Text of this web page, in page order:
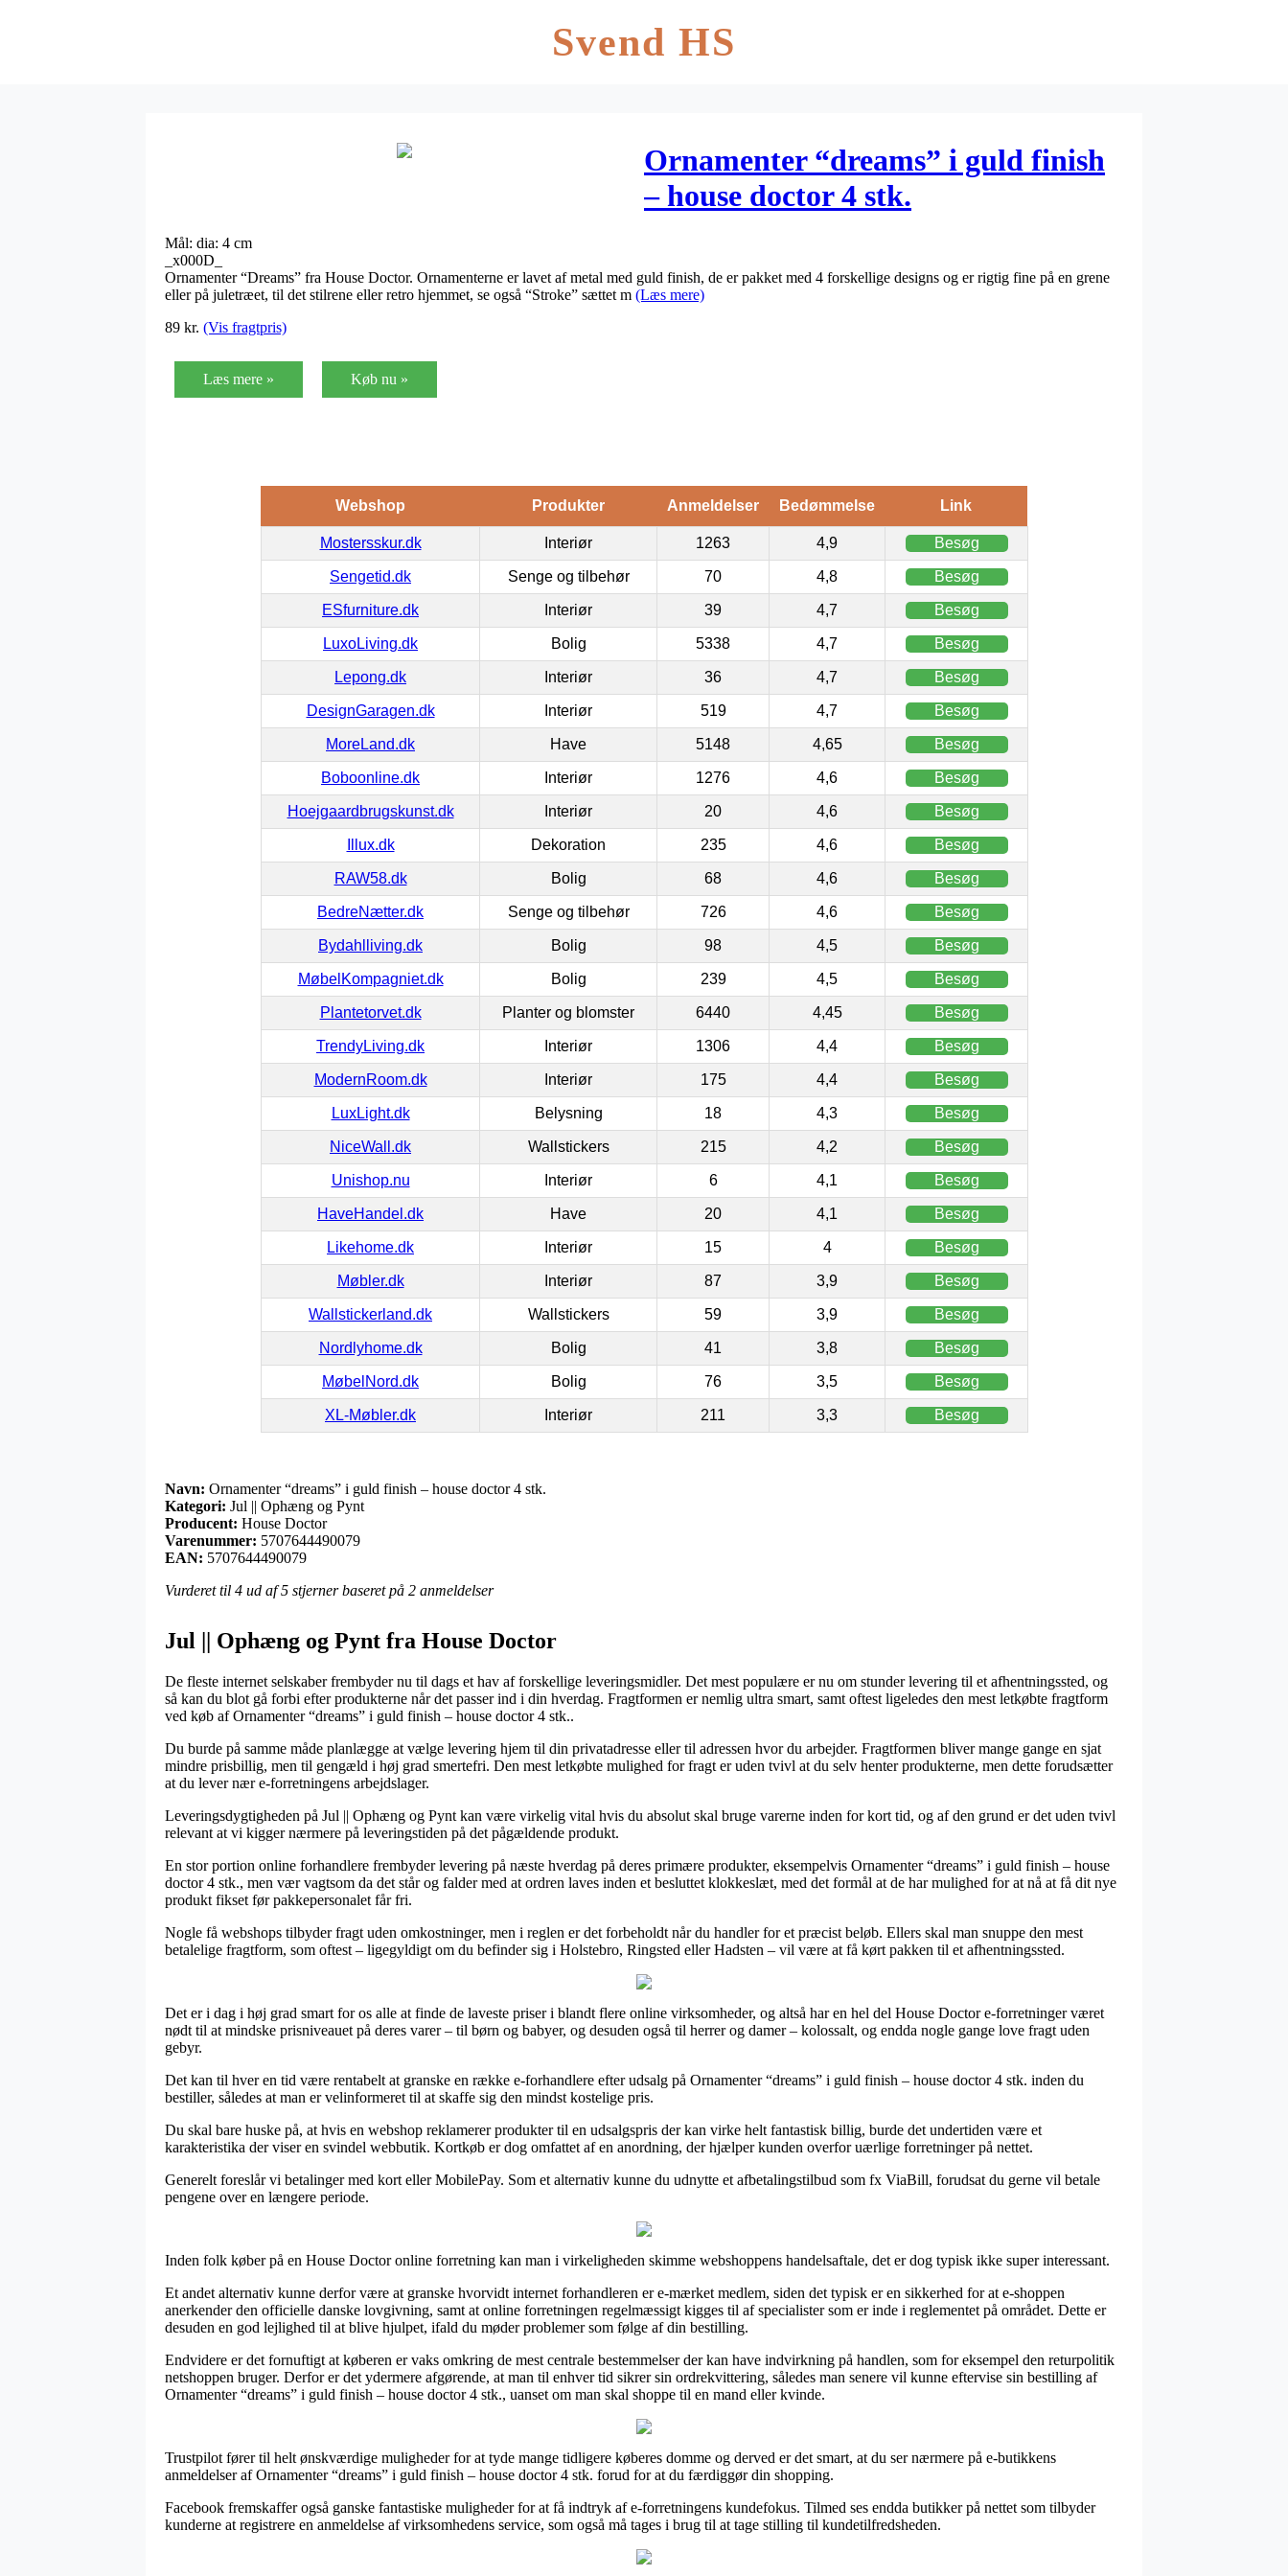
Svend HS
Ornamenter “dreams” i guld finish
– house doctor 4 stk.
Mål: dia: 4 cm
_x000D_
Ornamenter “Dreams” fra House Doctor. Ornamenterne er lavet af metal med guld finish, de er pakket med 4 forskellige designs og er rigtig fine på en grene
eller på juletræet, til det stilrene eller retro hjemmet, se også “Stroke” sættet m (Læs mere)
89 kr. (Vis fragtpris)
Læs mere » Køb nu »
Webshop Produkter Anmeldelser Bedømmelse Link
Mostersskur.dk Interiør 1263 4,9 Besøg
Sengetid.dk Senge og tilbehør 70 4,8 Besøg
ESfurniture.dk Interiør 39 4,7 Besøg
LuxoLiving.dk Bolig 5338 4,7 Besøg
Lepong.dk Interiør 36 4,7 Besøg
DesignGaragen.dk Interiør 519 4,7 Besøg
MoreLand.dk Have 5148 4,65 Besøg
Boboonline.dk Interiør 1276 4,6 Besøg
Hoejgaardbrugskunst.dk Interiør 20 4,6 Besøg
Illux.dk Dekoration 235 4,6 Besøg
RAW58.dk Bolig 68 4,6 Besøg
BedreNætter.dk Senge og tilbehør 726 4,6 Besøg
Bydahlliving.dk Bolig 98 4,5 Besøg
MøbelKompagniet.dk Bolig 239 4,5 Besøg
Plantetorvet.dk Planter og blomster 6440 4,45 Besøg
TrendyLiving.dk Interiør 1306 4,4 Besøg
ModernRoom.dk Interiør 175 4,4 Besøg
LuxLight.dk Belysning 18 4,3 Besøg
NiceWall.dk Wallstickers 215 4,2 Besøg
Unishop.nu Interiør 6 4,1 Besøg
HaveHandel.dk Have 20 4,1 Besøg
Likehome.dk Interiør 15 4 Besøg
Møbler.dk Interiør 87 3,9 Besøg
Wallstickerland.dk Wallstickers 59 3,9 Besøg
Nordlyhome.dk Bolig 41 3,8 Besøg
MøbelNord.dk Bolig 76 3,5 Besøg
XL-Møbler.dk Interiør 211 3,3 Besøg
Navn: Ornamenter “dreams” i guld finish – house doctor 4 stk.
Kategori: Jul || Ophæng og Pynt
Producent: House Doctor
Varenummer: 5707644490079
EAN: 5707644490079
Vurderet til 4 ud af 5 stjerner baseret på 2 anmeldelser
Jul || Ophæng og Pynt fra House Doctor
De fleste internet selskaber frembyder nu til dags et hav af forskellige leveringsmidler. Det mest populære er nu om stunder levering til et afhentningssted, og
så kan du blot gå forbi efter produkterne når det passer ind i din hverdag. Fragtformen er nemlig ultra smart, samt oftest ligeledes den mest letkøbte fragtform
ved køb af Ornamenter “dreams” i guld finish – house doctor 4 stk..
Du burde på samme måde planlægge at vælge levering hjem til din privatadresse eller til adressen hvor du arbejder. Fragtformen bliver mange gange en sjat
mindre prisbillig, men til gengæld i høj grad smertefri. Den mest letkøbte mulighed for fragt er uden tvivl at du selv henter produkterne, men dette forudsætter
at du lever nær e-forretningens arbejdslager.
Leveringsdygtigheden på Jul || Ophæng og Pynt kan være virkelig vital hvis du absolut skal bruge varerne inden for kort tid, og af den grund er det uden tvivl
relevant at vi kigger nærmere på leveringstiden på det pågældende produkt.
En stor portion online forhandlere frembyder levering på næste hverdag på deres primære produkter, eksempelvis Ornamenter “dreams” i guld finish – house
doctor 4 stk., men vær vagtsom da det står og falder med at ordren laves inden et besluttet klokkeslæt, med det formål at de har mulighed for at nå at få dit nye
produkt fikset før pakkepersonalet får fri.
Nogle få webshops tilbyder fragt uden omkostninger, men i reglen er det forbeholdt når du handler for et præcist beløb. Ellers skal man snuppe den mest
betalelige fragtform, som oftest – ligegyldigt om du befinder sig i Holstebro, Ringsted eller Hadsten – vil være at få kørt pakken til et afhentningssted.
Det er i dag i høj grad smart for os alle at finde de laveste priser i blandt flere online virksomheder, og altså har en hel del House Doctor e-forretninger været
nødt til at mindske prisniveauet på deres varer – til børn og babyer, og desuden også til herrer og damer – kolossalt, og endda nogle gange love fragt uden
gebyr.
Det kan til hver en tid være rentabelt at granske en række e-forhandlere efter udsalg på Ornamenter “dreams” i guld finish – house doctor 4 stk. inden du
bestiller, således at man er velinformeret til at skaffe sig den mindst kostelige pris.
Du skal bare huske på, at hvis en webshop reklamerer produkter til en udsalgspris der kan virke helt fantastisk billig, burde det undertiden være et
karakteristika der viser en svindel webbutik. Kortkøb er dog omfattet af en anordning, der hjælper kunden overfor uærlige forretninger på nettet.
Generelt foreslår vi betalinger med kort eller MobilePay. Som et alternativ kunne du udnytte et afbetalingstilbud som fx ViaBill, forudsat du gerne vil betale
pengene over en længere periode.
Inden folk køber på en House Doctor online forretning kan man i virkeligheden skimme webshoppens handelsaftale, det er dog typisk ikke super interessant.
Et andet alternativ kunne derfor være at granske hvorvidt internet forhandleren er e-mærket medlem, siden det typisk er en sikkerhed for at e-shoppen
anerkender den officielle danske lovgivning, samt at online forretningen regelmæssigt kigges til af specialister som er inde i reglementet på området. Dette er
desuden en god lejlighed til at blive hjulpet, ifald du møder problemer som følge af din bestilling.
Endvidere er det fornuftigt at køberen er vaks omkring de mest centrale bestemmelser der kan have indvirkning på handlen, som for eksempel den returpolitik
netshoppen bruger. Derfor er det ydermere afgørende, at man til enhver tid sikrer sin ordrekvittering, således man senere vil kunne eftervise sin bestilling af
Ornamenter “dreams” i guld finish – house doctor 4 stk., uanset om man skal shoppe til en mand eller kvinde.
Trustpilot fører til helt ønskværdige muligheder for at tyde mange tidligere køberes domme og derved er det smart, at du ser nærmere på e-butikkens
anmeldelser af Ornamenter “dreams” i guld finish – house doctor 4 stk. forud for at du færdiggør din shopping.
Facebook fremskaffer også ganske fantastiske muligheder for at få indtryk af e-forretningens kundefokus. Tilmed ses endda butikker på nettet som tilbyder
kunderne at registrere en anmeldelse af virksomhedens service, som også må tages i brug til at tage stilling til kundetilfredsheden.